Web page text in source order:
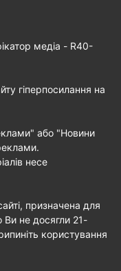
медіа - R40-
гіперпосилання на
або "Новини
несе
призначена для
Ви не досягли 21-
користування